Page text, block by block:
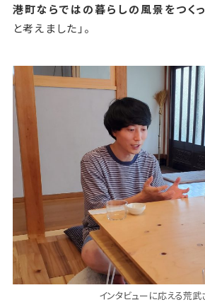
港町ならではの暮らしの風景をつく
と考えました」。
インタビューに応える荒武